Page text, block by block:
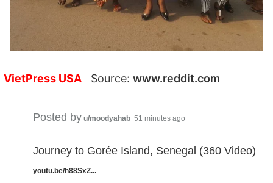
VietPress USA Source: www.reddit.com
Posted by u/moodyahab 51 minutes ago
Journey to Gorée Island, Senegal (360 Video)
youtu.be/h88SxZ...